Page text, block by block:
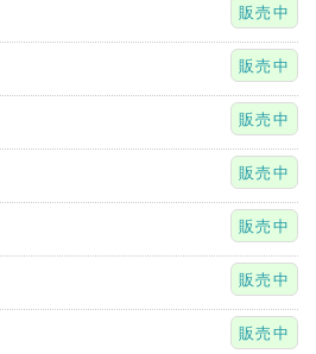
販売中
販売中
販売中
販売中
販売中
販売中
販売中